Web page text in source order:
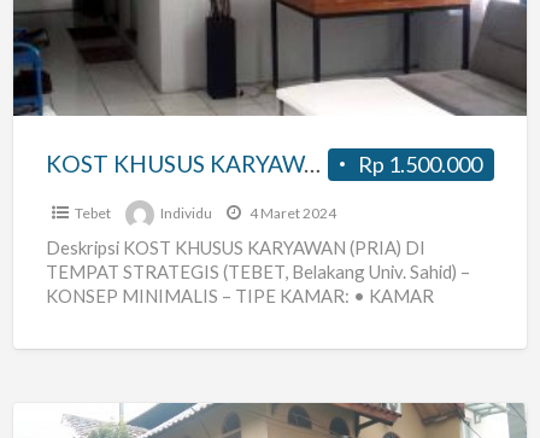
(PRIA)
DI
TEMPAT
STRATEGIS
Belakang
Univ.
Sahid)
Rp 1.500.000
KOST KHUSUS KARYAWAN (PRIA) DI TEMPAT STRATEGIS (TEBET, Belakang Univ. Sahid)
Tebet Individu 4 Maret 2024
Deskripsi KOST KHUSUS KARYAWAN (PRIA) DI
TEMPAT STRATEGIS (TEBET, Belakang Univ. Sahid) –
KONSEP MINIMALIS – TIPE KAMAR: • KAMAR